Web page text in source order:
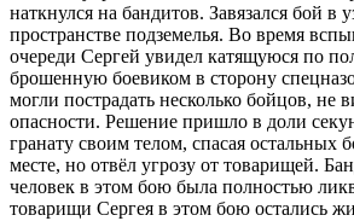
наткнулся на бандитов. Завязался бой в
пространстве подземелья. Во время
очереди Сергей увидел катящуюся по
брошенную боевиком в сторону
могли пострадать несколько бойцов, не
опасности. Решение пришло в доли
гранату своим телом, спасая остальных
месте, но отвёл угрозу от товарищей.
человек в этом бою была полностью
товарищи Сергея в этом бою остались